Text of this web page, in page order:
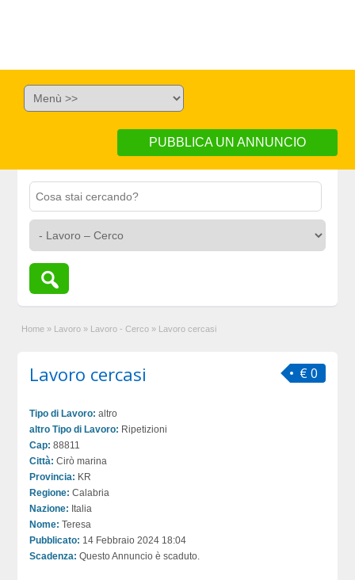
PUBBLICA UN ANNUNCIO
Home » Lavoro » Lavoro - Cerco » Lavoro cercasi
€ 0
Lavoro cercasi
Tipo di Lavoro: altro
altro Tipo di Lavoro: Ripetizioni
Cap: 88811
Città: Cirò marina
Provincia: KR
Regione: Calabria
Nazione: Italia
Nome: Teresa
Pubblicato: 14 Febbraio 2024 18:04
Scadenza: Questo Annuncio è scaduto.